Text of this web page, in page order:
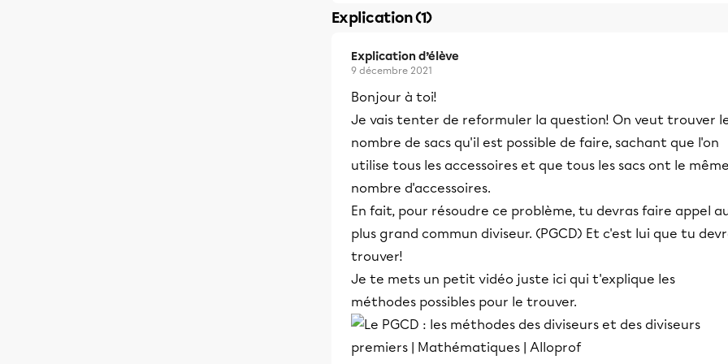
Explication (1)
Explication d’élève
9 décembre 2021
Bonjour à toi!
Je vais tenter de reformuler la question! On veut trouver
nombre de sacs qu'il est possible de faire, sachant que l'on
utilise tous les accessoires et que tous les sacs ont le même
nombre d'accessoires.
En fait, pour résoudre ce problème, tu devras faire appel
plus grand commun diviseur. (PGCD) Et c'est lui que tu
trouver!
Je te mets un petit vidéo juste ici qui t'explique les
méthodes possibles pour le trouver.